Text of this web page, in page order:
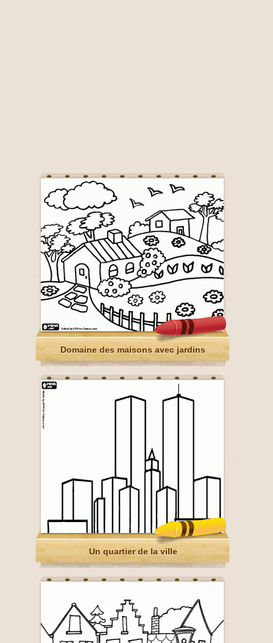
Domaine des maisons avec jardins
Un quartier de la ville